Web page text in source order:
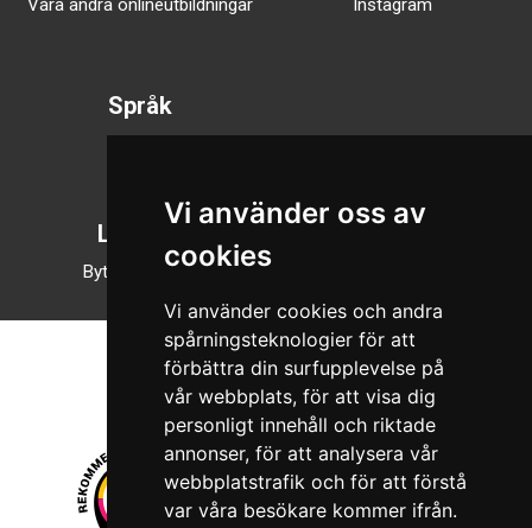
Vi använder oss av
cookies
Vi använder cookies och andra
spårningsteknologier för att
förbättra din surfupplevelse på
vår webbplats, för att visa dig
personligt innehåll och riktade
annonser, för att analysera vår
webbplatstrafik och för att förstå
var våra besökare kommer ifrån.
Våra andra onlineutbildningar
Instagram
Språk
Läsläge
Byt till nattläge